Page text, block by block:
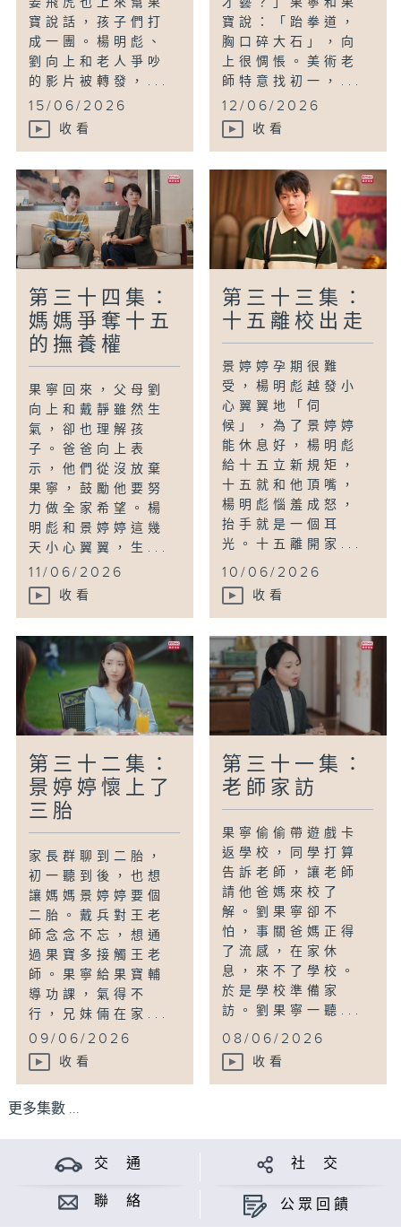
寶說話，孩子們打
成一團。楊明彪、
劉向上和老人爭吵
的影片被轉發，...
15/06/2026
收看
寶說：「跆拳道，
胸口碎大石」，向
上很惆悵。美術老
師特意找初一，...
12/06/2026
收看
第三十四集：
媽媽爭奪十五
的撫養權
果寧回來，父母劉
向上和戴靜雖然生
氣，卻也理解孩
子。爸爸向上表
示，他們從沒放棄
果寧，鼓勵他要努
力做全家希望。楊
明彪和景婷婷這幾
天小心翼翼，生...
11/06/2026
收看
第三十三集：
十五離校出走
景婷婷孕期很難
受，楊明彪越發小
心翼翼地「伺
候」，為了景婷婷
能休息好，楊明彪
給十五立新規矩，
十五就和他頂嘴，
楊明彪惱羞成怒，
抬手就是一個耳
光。十五離開家...
10/06/2026
收看
第三十二集：
景婷婷懷上了
三胎
家長群聊到二胎，
初一聽到後，也想
讓媽媽景婷婷要個
二胎。戴兵對王老
師念念不忘，想通
過果寶多接觸王老
師。果寧給果寶輔
導功課，氣得不
行，兄妹倆在家...
09/06/2026
收看
第三十一集：
老師家訪
果寧偷偷帶遊戲卡
返學校，同學打算
告訴老師，讓老師
請他爸媽來校了
解。劉果寧卻不
怕，事關爸媽正得
了流感，在家休
息，來不了學校。
於是學校準備家
訪。劉果寧一聽...
08/06/2026
收看
更多集數 ...
交 通 社 交
聯 絡 公眾回饋